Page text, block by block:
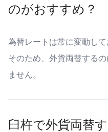
のがおすすめ？
為替レートは常に変動し
そのため、外貨両替する
ません。
臼杵で外貨両替